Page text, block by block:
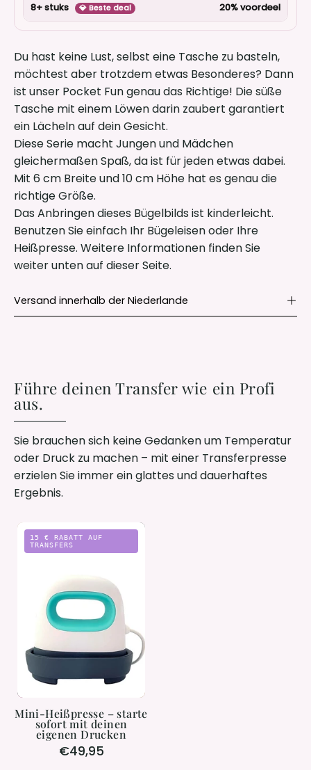
8+ stuks 💎 Beste deal 20% voordeel
Du hast keine Lust, selbst eine Tasche zu basteln,
möchtest aber trotzdem etwas Besonderes? Dann
ist unser Pocket Fun genau das Richtige! Die süße
Tasche mit einem Löwen darin zaubert garantiert
ein Lächeln auf dein Gesicht.
Diese Serie macht Jungen und Mädchen
gleichermaßen Spaß, da ist für jeden etwas dabei.
Mit 6 cm Breite und 10 cm Höhe hat es genau die
richtige Größe.
Das Anbringen dieses Bügelbilds ist kinderleicht.
Benutzen Sie einfach Ihr Bügeleisen oder Ihre
Heißpresse. Weitere Informationen finden Sie
weiter unten auf dieser Seite.
Versand innerhalb der Niederlande
Führe deinen Transfer wie ein Profi
aus.
Sie brauchen sich keine Gedanken um Temperatur
oder Druck zu machen – mit einer Transferpresse
erzielen Sie immer ein glattes und dauerhaftes
Ergebnis.
Mini-
Heißpresse
starte
sofort
mit
deinen
eigenen
15 € RABATT AUF
TRANSFERS
Mini-Heißpresse – starte
sofort mit deinen
eigenen Drucken
€49,95